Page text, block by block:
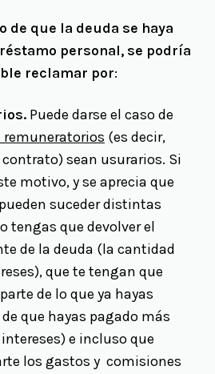
de que la deuda se haya
personal, se podría
reclamar por:
Puede darse el caso de
remuneratorios (es decir,
sean usurarios. Si
motivo, y se aprecia que
suceder distintas
tengas que devolver el
de la deuda (la cantidad
que te tengan que
de lo que ya hayas
que hayas pagado más
e incluso que
los gastos y comisiones